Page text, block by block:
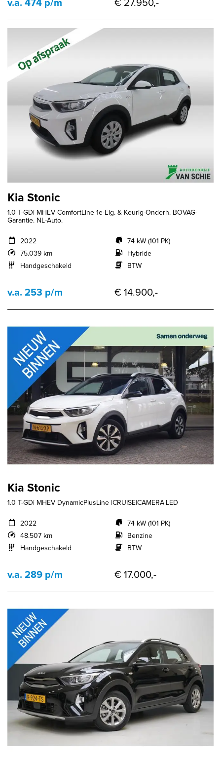
Kia Stonic
1.0 T-GDi MHEV ComfortLine 1e-Eig. & Keurig-Onderh. BOVAG-
Garantie. NL-Auto.
2022
75.039 km
Handgeschakeld
74 kW (101 PK)
Hybride
BTW
v.a. 253 p/m € 14.900,-
Kia Stonic
1.0 T-GDi MHEV DynamicPlusLine |CRUISE|CAMERA|LED
2022
48.507 km
Handgeschakeld
74 kW (101 PK)
Benzine
BTW
v.a. 289 p/m € 17.000,-